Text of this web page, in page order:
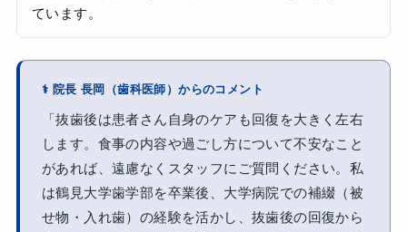
ています。
⚕ 院長 長岡（歯科医師）からのコメント
「抜歯後は患者さん自身のケアも回復を大きく左右
します。食事の内容や過ごし方について不安なこと
があれば、遠慮なくスタッフにご質問ください。私
は鶴見大学歯学部を卒業後、大学病院での補綴（被
せ物・入れ歯）の経験を活かし、抜歯後の回復から